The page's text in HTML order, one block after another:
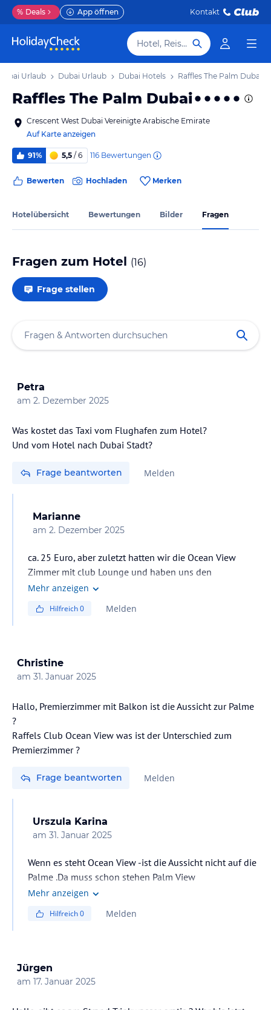
% Deals App öffnen Kontakt
Hotel, Reiseziel
Urlaub Dubai Urlaub Dubai Hotels Raffles The Palm Dubai
Raffles The Palm Dubai
Crescent West Dubai Vereinigte Arabische Emirate
Auf Karte anzeigen
91% 5,5 / 6 116 Bewertungen
Bewerten Hochladen Merken
Hotelübersicht Bewertungen Bilder Fragen
Fragen zum Hotel (16)
Frage stellen
Petra
am 2. Dezember 2025
Was kostet das Taxi vom Flughafen zum Hotel?
Und vom Hotel nach Dubai Stadt?
Frage beantworten Melden
Marianne
am 2. Dezember 2025
ca. 25 Euro, aber zuletzt hatten wir die Ocean View
Zimmer mit club Lounge und haben uns den
Limousinenservice vom Hotel aus gebucht. Da wirst Du
schlange stehen beim Taxi. Oder Du bestellst UBER und
aber ewig in der Schlange zum Taxi. Bei Taxis generell
"normale" Taxis nehmen !! es gibt inzwischen noblere
normalen Taxi-Preis
Mehr anzeigen
Hilfreich0 Melden
Christine
am 31. Januar 2025
Hallo, Premierzimmer mit Balkon ist die Aussicht zur Palme
?
Raffels Club Ocean View was ist der Unterschied zum
Premierzimmer ?
Frage beantworten Melden
Urszula Karina
am 31. Januar 2025
Wenn es steht Ocean View -ist die Aussicht nicht auf die
Palme .Da muss schon stehen Palm View
Mehr anzeigen
Hilfreich0 Melden
Jürgen
am 17. Januar 2025